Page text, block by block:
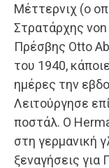
Μέττερνιχ (ο
Στρατάρχης
Πρέσβης Otto
του 1940,
ημέρες την
Λειτούργησε
ποστάλ. Ο
στη γερμανική
ξεναγήσεις για